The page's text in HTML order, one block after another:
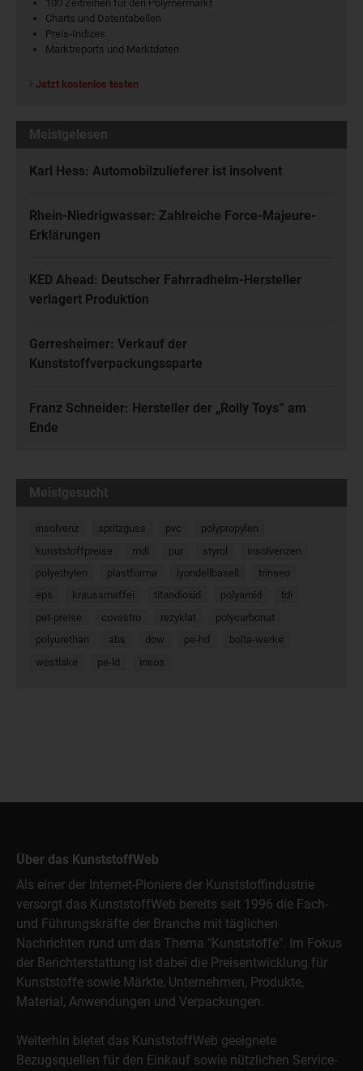
100 Zeitreihen für den Polymermarkt
Charts und Datentabellen
Preis-Indizes
Marktreports und Marktdaten
Jetzt kostenlos testen
Meistgelesen
Karl Hess: Automobilzulieferer ist insolvent
Rhein-Niedrigwasser: Zahlreiche Force-Majeure-
Erklärungen
KED Ahead: Deutscher Fahrradhelm-Hersteller
verlagert Produktion
Gerresheimer: Verkauf der
Kunststoffverpackungssparte
Franz Schneider: Hersteller der „Rolly Toys“ am
Ende
Meistgesucht
insolvenz spritzguss pvc
polypropylen
kunststoffpreise
mdi pur styrol
insolvenzen
polyethylen
plastforma lyondellbasell
trinseo
eps
kraussmaffei titandioxid polyamid
tdi
pet-preise
covestro rezyklat
polycarbonat
polyurethan
abs dow pe-hd
bolta-werke
westlake
pe-ld ineos
Über das KunststoffWeb
Als einer der Internet-Pioniere der Kunststoffindustrie
versorgt das KunststoffWeb bereits seit 1996 die Fach-
und Führungskräfte der Branche mit täglichen
Nachrichten rund um das Thema "Kunststoffe". Im Fokus
der Berichterstattung ist dabei die Preisentwicklung für
Kunststoffe sowie Märkte, Unternehmen, Produkte,
Material, Anwendungen und Verpackungen.
Weiterhin bietet das KunststoffWeb geeignete
Bezugsquellen für den Einkauf sowie nützlichen Service-